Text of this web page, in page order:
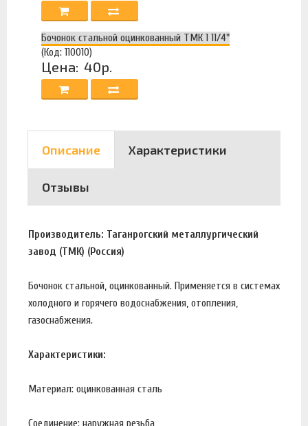
Бочонок стальной оцинкованный ТМК 1 11/4"
(Код: 110010)
Цена: 40р.
Описание Характеристики
Отзывы
Производитель: Таганрогский металлургический
завод (ТМК) (Россия)
Бочонок стальной, оцинкованный. Применяется в системах
холодного и горячего водоснабжения, отопления,
газоснабжения.
Характеристики:
Материал: оцинкованная сталь
Соединение: наружная резьба